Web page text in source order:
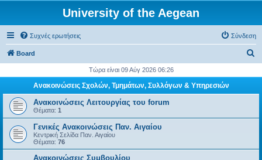
University of the Aegean
Συχνές ερωτήσεις Σύνδεση
Board
ζ
σ
Τώρα είναι 09 Αύγ 2026 06:26
Ανακοινώσεις Σχολών, Τμημάτων, Συλλόγων & Υπηρεσιών
Ανακοινώσεις Λειτουργίας του forum
Θέματα: 1
Γενικές Ανακοινώσεις Παν. Αιγαίου
Κεντρική Σελίδα Παν. Αιγαίου
Θέματα: 76
Ανακοινώσεις Συμβουλίου